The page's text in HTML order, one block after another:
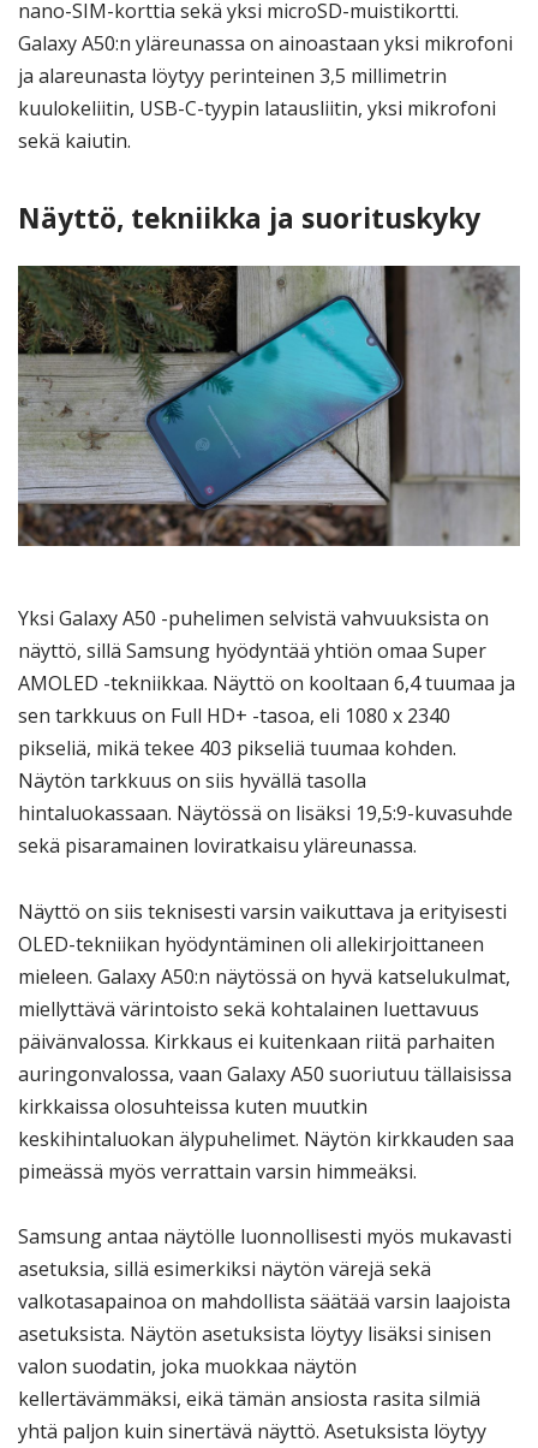
nano-SIM-korttia sekä yksi microSD-muistikortti.
Galaxy A50:n yläreunassa on ainoastaan yksi mikrofoni
ja alareunasta löytyy perinteinen 3,5 millimetrin
kuulokeliitin, USB-C-tyypin latausliitin, yksi mikrofoni
sekä kaiutin.
Näyttö, tekniikka ja suorituskyky
Yksi Galaxy A50 -puhelimen selvistä vahvuuksista on
näyttö, sillä Samsung hyödyntää yhtiön omaa Super
AMOLED -tekniikkaa. Näyttö on kooltaan 6,4 tuumaa ja
sen tarkkuus on Full HD+ -tasoa, eli 1080 x 2340
pikseliä, mikä tekee 403 pikseliä tuumaa kohden.
Näytön tarkkuus on siis hyvällä tasolla
hintaluokassaan. Näytössä on lisäksi 19,5:9-kuvasuhde
sekä pisaramainen loviratkaisu yläreunassa.
Näyttö on siis teknisesti varsin vaikuttava ja erityisesti
OLED-tekniikan hyödyntäminen oli allekirjoittaneen
mieleen. Galaxy A50:n näytössä on hyvä katselukulmat,
miellyttävä värintoisto sekä kohtalainen luettavuus
päivänvalossa. Kirkkaus ei kuitenkaan riitä parhaiten
auringonvalossa, vaan Galaxy A50 suoriutuu tällaisissa
kirkkaissa olosuhteissa kuten muutkin
keskihintaluokan älypuhelimet. Näytön kirkkauden saa
pimeässä myös verrattain varsin himmeäksi.
Samsung antaa näytölle luonnollisesti myös mukavasti
asetuksia, sillä esimerkiksi näytön värejä sekä
valkotasapainoa on mahdollista säätää varsin laajoista
asetuksista. Näytön asetuksista löytyy lisäksi sinisen
valon suodatin, joka muokkaa näytön
kellertävämmäksi, eikä tämän ansiosta rasita silmiä
yhtä paljon kuin sinertävä näyttö. Asetuksista löytyy